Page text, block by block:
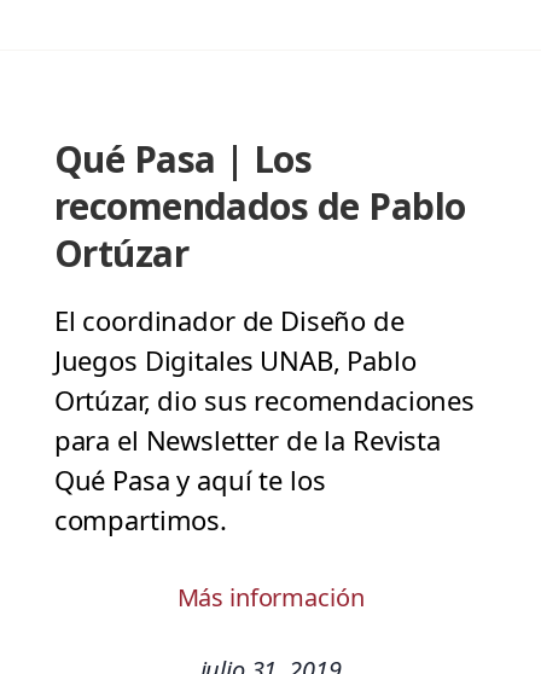
Qué Pasa | Los
recomendados de Pablo
Ortúzar
El coordinador de Diseño de
Juegos Digitales UNAB, Pablo
Ortúzar, dio sus recomendaciones
para el Newsletter de la Revista
Qué Pasa y aquí te los
compartimos.
Más información